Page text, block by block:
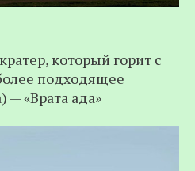
который горит с
подходящее
— «Врата ада»